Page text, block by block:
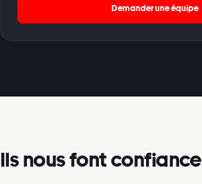
Demander une équipe
Ils nous font confiance